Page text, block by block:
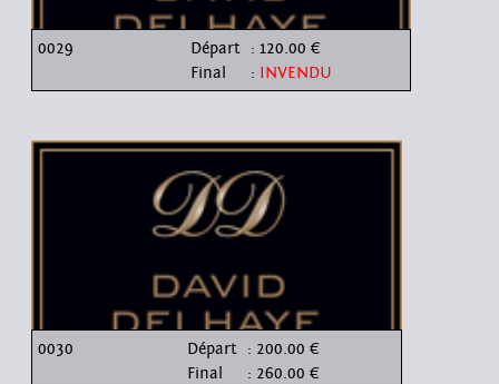
0029 Départ : 120.00 €
Final
: INVENDU
0030 Départ : 200.00 €
Final
: 260.00 €